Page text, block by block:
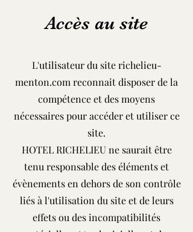
Accès au site
L'utilisateur du site richelieu-
menton.com reconnait disposer de la
compétence et des moyens
nécessaires pour accéder et utiliser ce
site.
HOTEL RICHELIEU ne saurait être
tenu responsable des éléments et
évènements en dehors de son contrôle
liés à l'utilisation du site et de leurs
effets ou des incompatibilités